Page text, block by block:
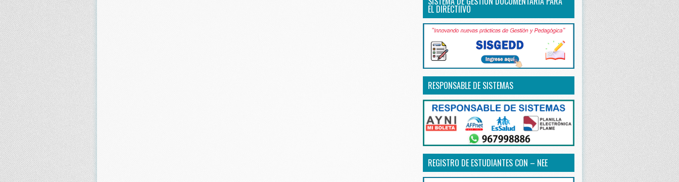
EL DIRECTIIVO
RESPONSABLE DE SISTEMAS
REGISTRO DE ESTUDIANTES CON – NEE